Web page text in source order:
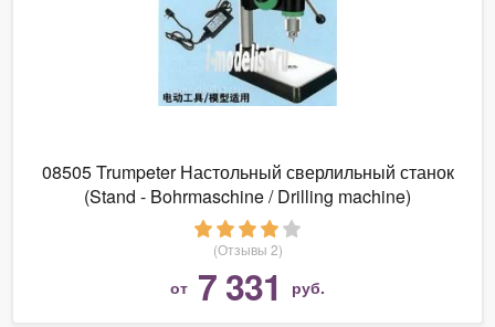
08505 Trumpeter Настольный сверлильный станок
(Stand - Bohrmaschine / Drilling machine)
(Отзывы 2)
от 7 331 руб.